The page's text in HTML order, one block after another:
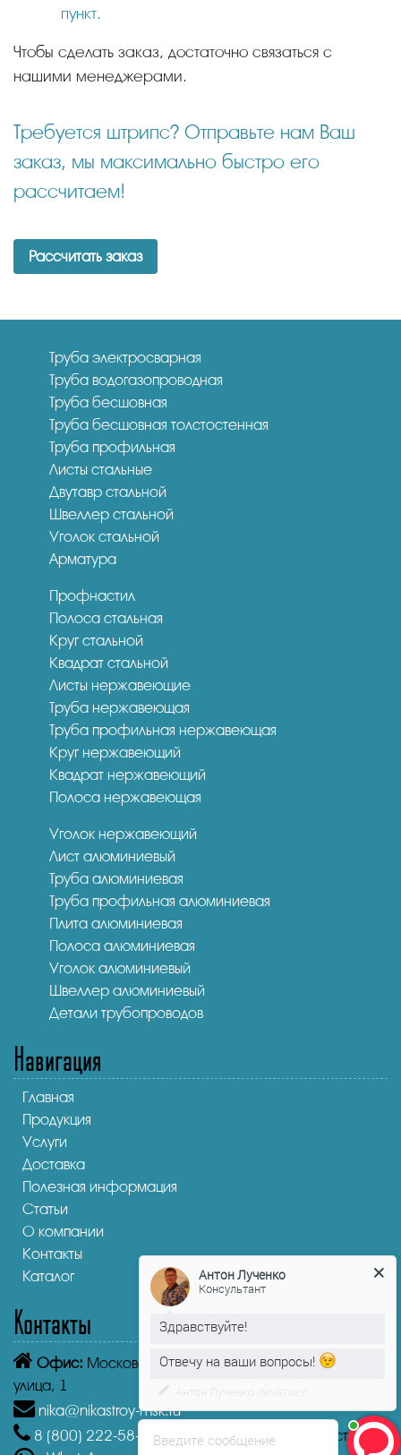
пункт.
Чтобы сделать заказ, достаточно связаться с
нашими менеджерами.
Требуется штрипс? Отправьте нам Ваш
заказ, мы максимально быстро его
рассчитаем!
Рассчитать заказ
Труба электросварная
Труба водогазопроводная
Труба бесшовная
Труба бесшовная толстостенная
Труба профильная
Листы стальные
Двутавр стальной
Швеллер стальной
Уголок стальной
Арматура
Профнастил
Полоса стальная
Круг стальной
Квадрат стальной
Листы нержавеющие
Труба нержавеющая
Труба профильная нержавеющая
Круг нержавеющий
Квадрат нержавеющий
Полоса нержавеющая
Уголок нержавеющий
Лист алюминиевый
Труба алюминиевая
Труба профильная алюминиевая
Плита алюминиевая
Полоса алюминиевая
Уголок алюминиевый
Швеллер алюминиевый
Детали трубопроводов
Навигация
Главная
Продукция
Услуги
Доставка
Полезная информация
Статьи
О компании
Контакты
Каталог
Контакты
Офис: Московская область, Истра, Пролетарская
улица, 1
nika@nikastroy-msk.ru
8 (800) 222-58-30 Звонок бесплатный из г. Истра
Введите сообщение
Антон Лученко
Консультант
Здравствуйте!
Отвечу на ваши вопросы!
Антон Лученко